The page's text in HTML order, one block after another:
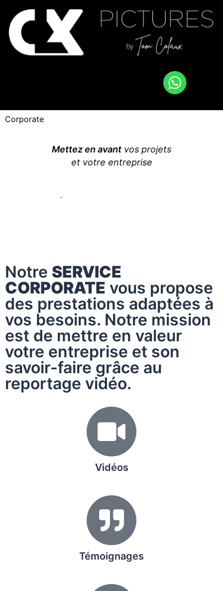
Corporate
Mettez en avant vos projets
et votre entreprise
Notre SERVICE
CORPORATE vous propose
des prestations adaptées à
vos besoins. Notre mission
est de mettre en valeur
votre entreprise et son
savoir-faire grâce au
reportage vidéo.
Vidéos
Témoignages